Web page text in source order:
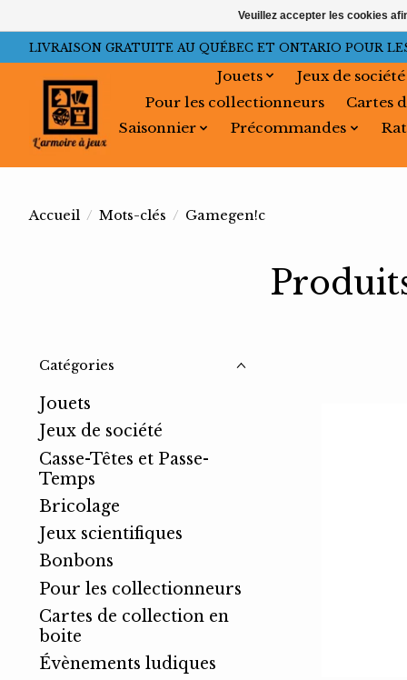
LIVRAISON GRATUITE AU QUÉBEC ET ONTARIO POUR
Jouets
Jeux de société
Pour les collectionneurs
Cartes
Saisonnier
Précommandes
Accueil / Mots-clés / Gamegen!c
Catégories
Jouets
Jeux de société
Casse-Têtes et Passe-
Temps
Bricolage
Jeux scientifiques
Bonbons
Pour les collectionneurs
Cartes de collection en
boite
Évènements ludiques
Veuillez accepter les cookies